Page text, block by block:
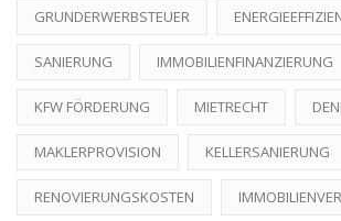
GRUNDERWERBSTEUER
SANIERUNG IMMOBILIENFINANZIERUNG
KFW FÖRDERUNG MIETRECHT
MAKLERPROVISION KELLERSANIERUNG
RENOVIERUNGSKOSTEN